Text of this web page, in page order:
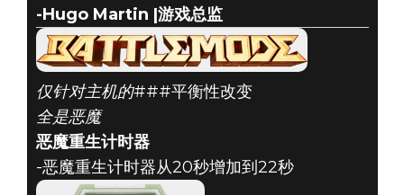
-Hugo Martin |游戏总监
仅针对主机的###平衡性改变
全是恶魔
恶魔重生计时器
-恶魔重生计时器从20秒增加到22秒